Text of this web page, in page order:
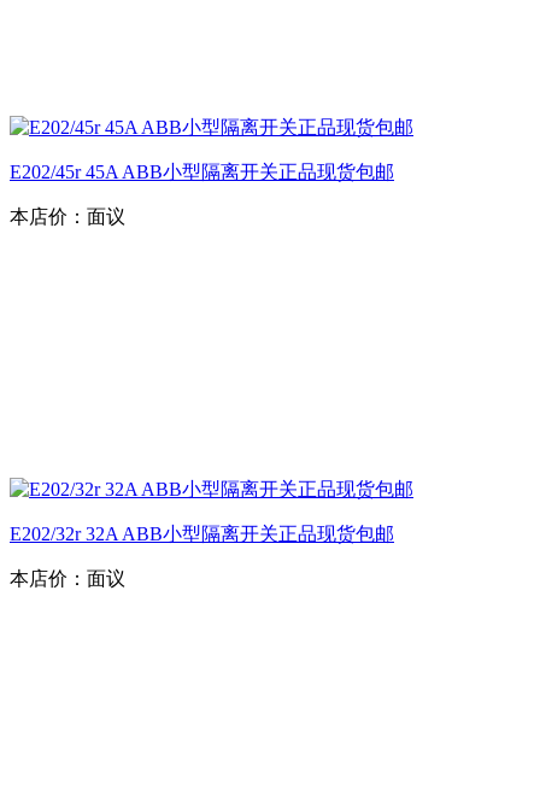
E202/45r 45A ABB小型隔离开关正品现货包邮
本店价： 面议
E202/32r 32A ABB小型隔离开关正品现货包邮
本店价： 面议